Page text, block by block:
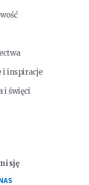
i inspiracje
i święci